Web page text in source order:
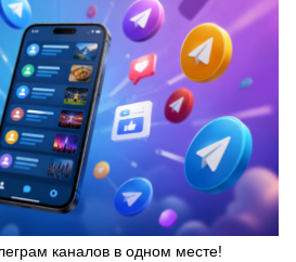
каналов в одном месте!